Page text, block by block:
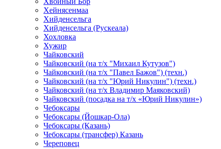
Хейнясенмаа
Хийденсельга
Хийденсельга (Рускеала)
Хохловка
Хужир
Чайковский
Чайковский (на т/х "Михаил Кутузов")
Чайковский (на т/х "Павел Бажов") (техн.)
Чайковский (на т/х "Юрий Никулин") (техн.)
Чайковский (на т/х Владимир Маяковский)
Чайковский (посадка на т/х «Юрий Никулин»)
Чебоксары
Чебоксары (Йошкар-Ола)
Чебоксары (Казань)
Чебоксары (трансфер) Казань
Череповец